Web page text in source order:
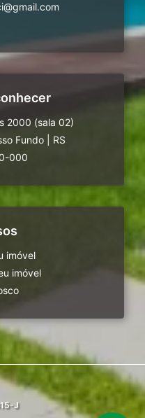
2000 (sala 02)
Fundo
RS
000
imóvel
imóvel
J